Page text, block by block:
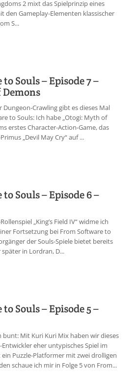
2 mixt das Spielprinzip eines
den Gameplay-Elementen klassischer
S...
Souls – Episode 7 –
Crawling gibt es dieses Mal
to Souls: Ich habe „Otogi: Myth of
erstes Character-Action-Game, das
„Devil May Cry“ auf ...
Souls – Episode 6 –
„King’s Field IV“ widme ich
Fortsetzung bei From Software to
der Souls-Spiele bietet bereits
in Lordran, D...
Souls – Episode 5 –
bunt: Mit Kuri Kuri Mix haben wir dieses
eher untypisches Spiel im
Puzzle-Platformer mit zwei drolligen
schaue ich mir in Folge 5 von From...